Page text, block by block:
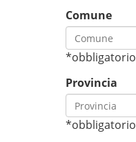
Comune
*obbligatorio
Provincia
*obbligatorio